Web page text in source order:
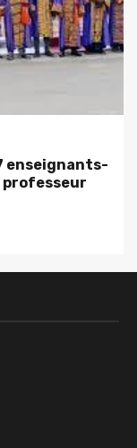
enseignants-
professeur